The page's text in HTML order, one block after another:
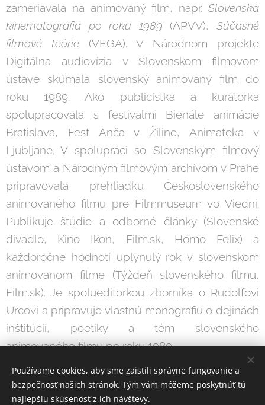
zameriavala na animovaný film, napr. Slovenská
kinematografia po roku 1989 (APVV),Súčasné
filmové teórie (VEGA). V Národnom projekte
Digitálna audiovízia v Slovenskom filmovom
ústave skúmala slovenský animovaný film do
roku 1989. Ako publicistka a kurátorka
spolupracovala s festivalmi Bienále animácie
Bratislava, Fest Anča v Žiline, Animateka v
Ljubljane. V spolupráci so Slovenským filmový
ústavom a Národným filmovým archívom v Prahe
pripravovala prehliadku Československého
animovaného filmu pre Filmmuseum vo Viedni.
Publikuje štúdie a odborné články (Slovenské
divadlo, Kino Ikon, Film.sk, Homo Felix) a
každoročne hodnotí uplynulý rok v slovenskom
animovanom filme (Týždeň slovenského filmu,
Film.sk). Je spolueditorkou zborníka o Rudolfovi
Urcovi a pripravuje vlastnú monografiu o dejinách
inštitúcií, poetiky a tém slovenského
animovaného filmu po roku 1989.
Používame cookies, aby sme zaistili správne fungovanie a
bezpečnosť našich stránok. Tým vám môžeme poskytnúť tú
najlepšiu skúsenosť z ich návštevy.